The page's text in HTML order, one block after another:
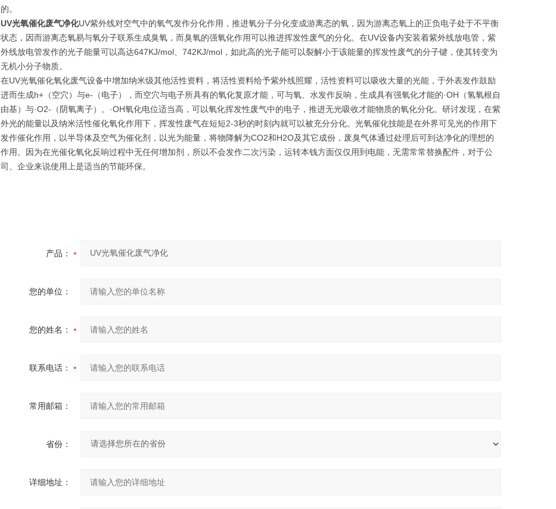
的。
UV光氧催化废气净化UV紫外线对空气中的氧气发作分化作用，推进氧分子分化变成游离态的氧，因为游离态氧上的正负电子处于不平衡
状态，因而游离态氧易与氧分子联系生成臭氧，而臭氧的强氧化作用可以推进挥发性废气的分化。在UV设备内安装着紫外线放电管，紫
外线放电管发作的光子能量可以高达647KJ/mol、742KJ/mol，如此高的光子能可以裂解小于该能量的挥发性废气的分子键，使其转变为
无机小分子物质。
在UV光氧催化氧化废气设备中增加纳米级其他活性资料，将活性资料给予紫外线照耀，活性资料可以吸收大量的光能，于外表发作鼓励
进而生成h+（空穴）与e-（电子），而空穴与电子所具有的氧化复原才能，可与氧、水发作反响，生成具有强氧化才能的·OH（氢氧根自
由基）与·O2-（阴氧离子）。·OH氧化电位适当高，可以氧化挥发性废气中的电子，推进无光吸收才能物质的氧化分化。研讨发现，在紫
外光的能量以及纳米活性催化氧化作用下，挥发性废气在短短2-3秒的时刻内就可以被充分分化。光氧催化技能是在外界可见光的作用下
发作催化作用，以半导体及空气为催化剂，以光为能量，将物降解为CO2和H2O及其它成份，废臭气体通过处理后可到达净化的理想的
作用。因为在光催化氧化反响过程中无任何增加剂，所以不会发作二次污染，运转本钱方面仅仅用到电能，无需常常替换配件，对于公
司、企业来说使用上是适当的节能环保。
产品：
您的单位：
您的姓名：
联系电话：
常用邮箱：
省份：
详细地址：